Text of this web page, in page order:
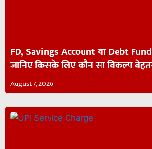
FD, Savings Account या Debt
जानिए किसके लिए कौन सा विकल्प
August 7, 2026